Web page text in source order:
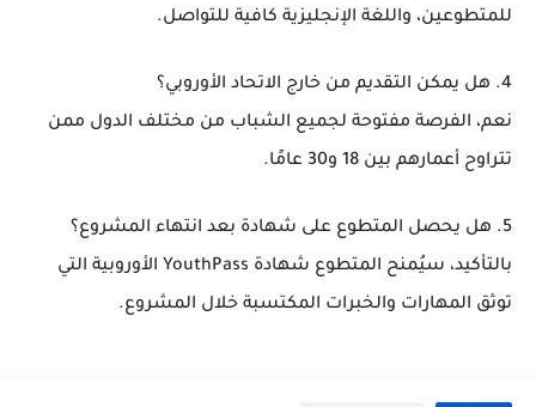
للمتطوعين، واللغة الإنجليزية كافية للتواصل.
4. هل يمكن التقديم من خارج الاتحاد الأوروبي؟
نعم، الفرصة مفتوحة لجميع الشباب من مختلف الدول ممن
تتراوح أعمارهم بين 18 و30 عامًا.
5. هل يحصل المتطوع على شهادة بعد انتهاء المشروع؟
بالتأكيد، سيُمنح المتطوع شهادة YouthPass الأوروبية
التي
توثق المهارات والخبرات المكتسبة خلال المشروع.